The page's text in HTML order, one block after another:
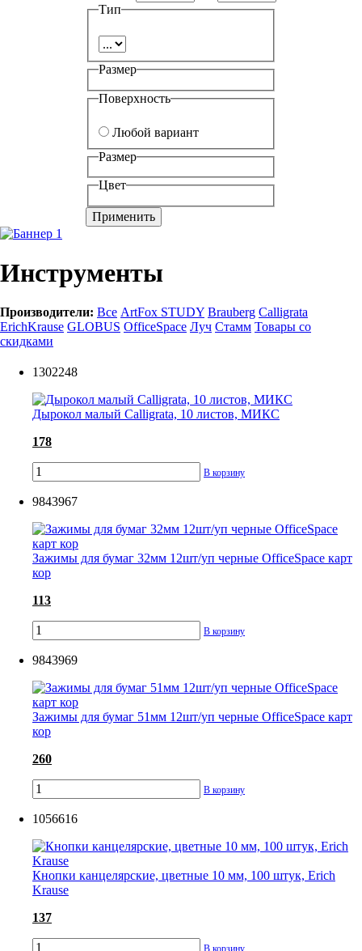
Тип
Размер
Поверхность
Любой вариант
Размер
Цвет
Инструменты
Производители: Все ArtFox STUDY Brauberg Calligrata
ErichKrause GLOBUS OfficeSpace Луч Стамм Товары со
скидками
1302248
Дырокол малый Calligrata, 10 листов, МИКС
178
В корзину
9843967
Зажимы для бумаг 32мм 12шт/уп черные OfficeSpace карт
кор
113
В корзину
9843969
Зажимы для бумаг 51мм 12шт/уп черные OfficeSpace карт
кор
260
В корзину
1056616
Кнопки канцелярские, цветные 10 мм, 100 штук, Erich
Krause
137
В корзину